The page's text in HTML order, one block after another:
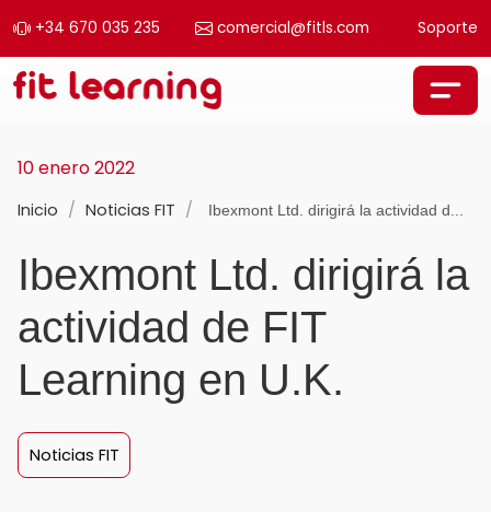
+34 670 035 235 comercial@fitls.com Soporte
Saltar al contenido
Navegación principal
10 enero 2022
Inicio / Noticias FIT / Ibexmont Ltd. dirigirá la actividad d...
Ibexmont Ltd. dirigirá la
actividad de FIT
Learning en U.K.
Noticias FIT